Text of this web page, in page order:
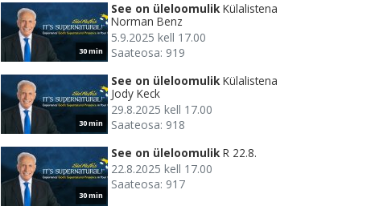
30 min
See on üleloomulik Külalistena
Norman Benz
5.9.2025 kell 17.00
Saateosa: 919
30 min
See on üleloomulik Külalistena
Jody Keck
29.8.2025 kell 17.00
Saateosa: 918
30 min
See on üleloomulik R 22.8.
22.8.2025 kell 17.00
Saateosa: 917